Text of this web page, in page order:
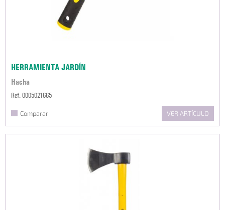
HERRAMIENTA JARDÍN
Hacha
Ref. 0005021665
Comparar VER ARTÍCULO